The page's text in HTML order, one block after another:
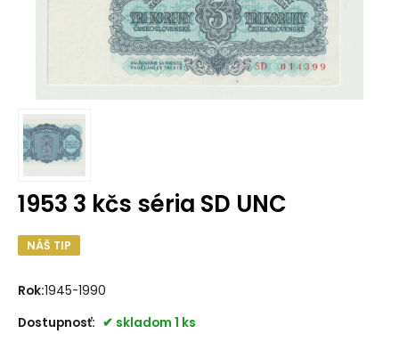
1953 3 kčs séria SD UNC
NÁŠ TIP
Rok:1945-1990
Dostupnosť:
skladom 1 ks